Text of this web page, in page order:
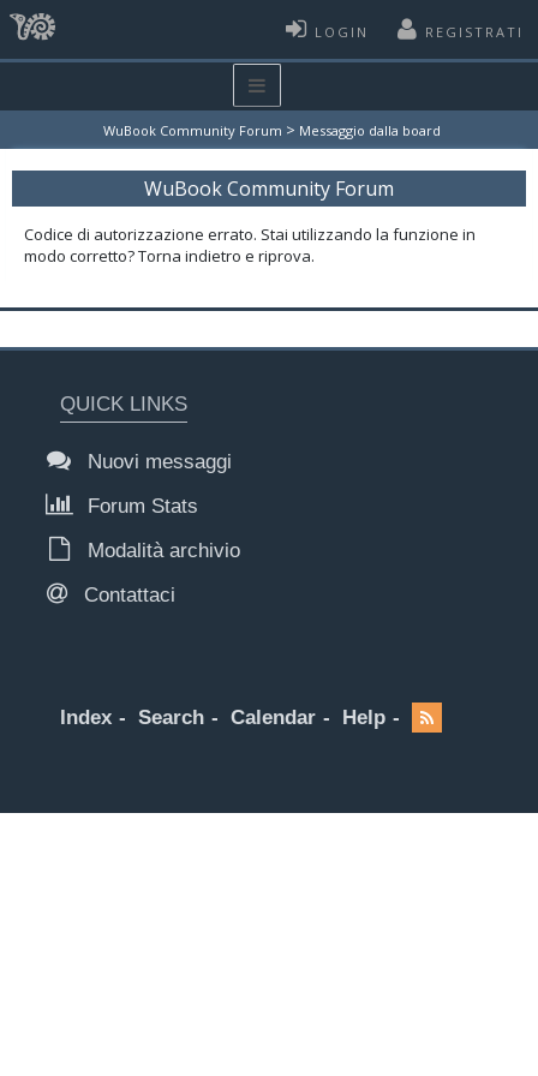
LOGIN REGISTRATI
WuBook Community Forum > Messaggio dalla board
WuBook Community Forum
Codice di autorizzazione errato. Stai utilizzando la funzione in
modo corretto? Torna indietro e riprova.
QUICK LINKS
Nuovi messaggi
Forum Stats
Modalità archivio
Contattaci
Index Search Calendar Help